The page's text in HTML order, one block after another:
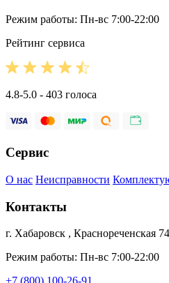
Режим работы: Пн-вс 7:00-22:00
Рейтинг сервиса
4.8-5.0 - 403 голоса
Сервис
О нас Неисправности
Контакты
г. Хабаровск , Краснореченская 74
Режим работы: Пн-вс 7:00-22:00